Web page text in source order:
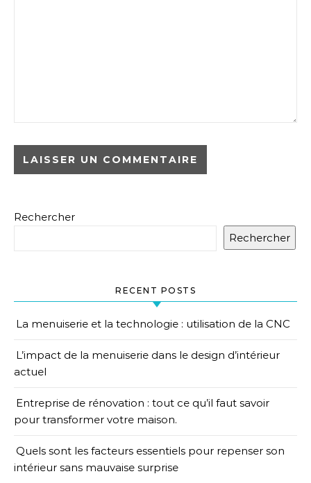
Rechercher
Rechercher
RECENT POSTS
La menuiserie et la technologie : utilisation de la CNC
L’impact de la menuiserie dans le design d’intérieur
actuel
Entreprise de rénovation : tout ce qu’il faut savoir
pour transformer votre maison.
Quels sont les facteurs essentiels pour repenser son
intérieur sans mauvaise surprise